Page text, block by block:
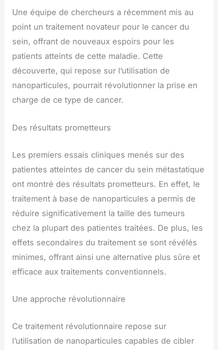
Une équipe de chercheurs a récemment mis au
point un traitement novateur pour le cancer du
sein, offrant de nouveaux espoirs pour les
patients atteints de cette maladie. Cette
découverte, qui repose sur l’utilisation de
nanoparticules, pourrait révolutionner la prise en
charge de ce type de cancer.
Des résultats prometteurs
Les premiers essais cliniques menés sur des
patientes atteintes de cancer du sein métastatique
ont montré des résultats prometteurs. En effet, le
traitement à base de nanoparticules a permis de
réduire significativement la taille des tumeurs
chez la plupart des patientes traitées. De plus, les
effets secondaires du traitement se sont révélés
minimes, offrant ainsi une alternative plus sûre et
efficace aux traitements conventionnels.
Une approche révolutionnaire
Ce traitement révolutionnaire repose sur
l’utilisation de nanoparticules capables de cibler